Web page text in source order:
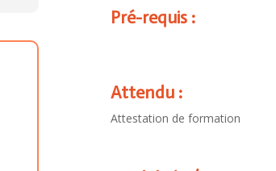
Pré-requis :
Attendu :
Attestation de formation